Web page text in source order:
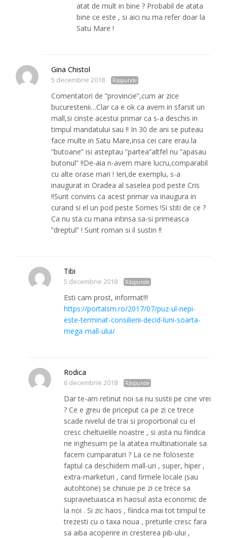
atat de mult in bine ? Probabil de atata
bine ce este , si aici nu ma refer doar la
Satu Mare !
Gina Chistol
5 decembrie 2018 Răspunde
Comentatori de ”provincie”,cum ar zice
bucurestenii…Clar ca e ok ca avem in sfarsit un
mall,si cinste acestui primar ca s-a deschis in
timpul mandatului sau !! In 30 de ani se puteau
face multe in Satu Mare,insa cei care erau la
”butoane” isi asteptau ”partea”altfel nu ”apasau
butonul” !!De-aia n-avem mare lucru,comparabil
cu alte orase mari ! Ieri,de exemplu, s-a
inaugurat in Oradea al saselea pod peste Cris
!!Sunt convins ca acest primar va inaugura in
curand si el un pod peste Somes !Si stiti de ce ?
Ca nu sta cu mana intinsa sa-si primeasca
”dreptul” ! Sunt roman si il sustin !!
Tibi
5 decembrie 2018 Răspunde
Esti cam prost, informat!!!
https://portalsm.ro/2017/07/puz-ul-nepi-
este-terminat-consilierii-decid-luni-soarta-
mega-mall-ului/
Rodica
6 decembrie 2018 Răspunde
Dar te-am retinut noi sa nu sustii pe cine vrei
? Ce e greu de priceput ca pe zi ce trece
scade nivelul de trai si proportional cu el
cresc cheltuielile noastre , si asta nu fiindca
ne inghesuim pe la atatea multinationale sa
facem cumparaturi ? La ce ne foloseste
faptul ca deschidem mall-uri , super, hiper ,
extra-marketuri , cand firmele locale (sau
autohtone) se chinuie pe zi ce trece sa
supravietuiasca in haosul asta economic de
la noi . Si zic haos , fiindca mai tot timpul te
trezesti cu o taxa noua , preturile cresc fara
sa aiba acoperire in cresterea pib-ului ,